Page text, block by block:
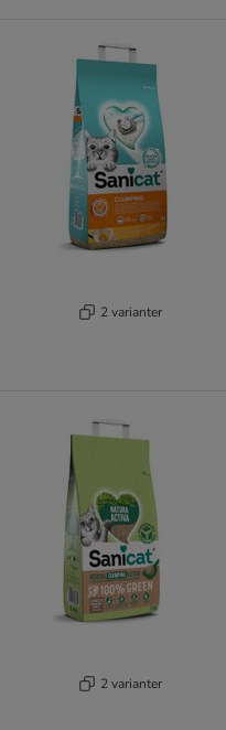
2 varianter
2 varianter